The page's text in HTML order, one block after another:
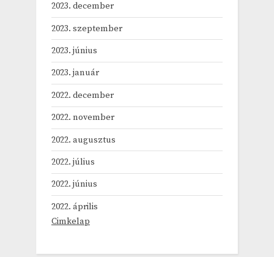
2023. december
2023. szeptember
2023. június
2023. január
2022. december
2022. november
2022. augusztus
2022. július
2022. június
2022. április
Cimkelap